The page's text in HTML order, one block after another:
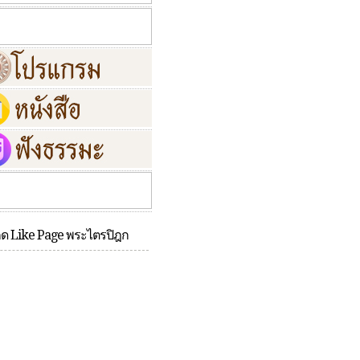
Like Page พระไตรปิฎก